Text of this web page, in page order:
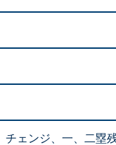
ェンジ、一、二塁